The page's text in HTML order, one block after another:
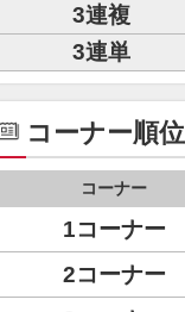
3連複
3連単
コーナー順位
コーナー
1コーナー
2コーナー